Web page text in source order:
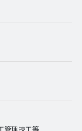
管理技工等